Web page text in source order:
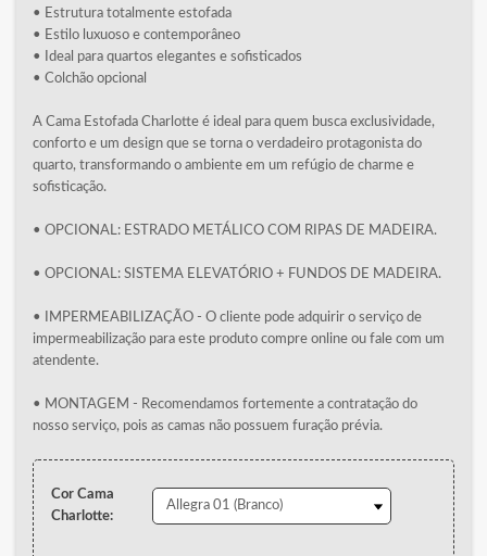
• Estrutura totalmente estofada
• Estilo luxuoso e contemporâneo
• Ideal para quartos elegantes e sofisticados
• Colchão opcional
A Cama Estofada Charlotte é ideal para quem busca exclusividade,
conforto e um design que se torna o verdadeiro protagonista do
quarto, transformando o ambiente em um refúgio de charme e
sofisticação.
• OPCIONAL: ESTRADO METÁLICO COM RIPAS DE MADEIRA.
• OPCIONAL: SISTEMA ELEVATÓRIO + FUNDOS DE MADEIRA.
• IMPERMEABILIZAÇÃO - O cliente pode adquirir o serviço de
impermeabilização para este produto compre online ou fale com um
atendente.
• MONTAGEM - Recomendamos fortemente a contratação do
nosso serviço, pois as camas não possuem furação prévia.
Cor Cama
Charlotte: